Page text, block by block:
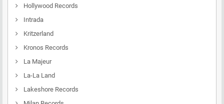
Hollywood Records
Intrada
Kritzerland
Kronos Records
La Majeur
La-La Land
Lakeshore Records